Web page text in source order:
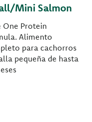
Mini Salmon
One Protein
Alimento
para cachorros
pequeña de hasta